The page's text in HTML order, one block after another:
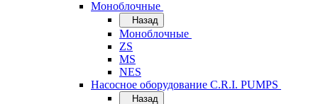
Моноблочные
Назад
Моноблочные
ZS
MS
NES
Насосное оборудование C.R.I. PUMPS
Назад